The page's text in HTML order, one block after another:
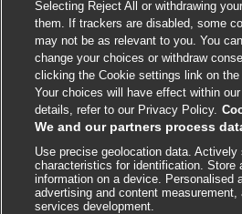
link
opens
in
a
new
window
link
opens
in
a
new
window
link
opens
in
a
new
window
link
opens
in
a
new
window
link
opens
in
a
new
window
© BMJ Publishing Group 2026
ISSN 2515-9615
Selecting Reject All or withdrawing
them. If trackers are disabled, some
may not be as relevant to you. You
change your choices or withdraw
clicking the Cookie settings link on
Your choices will have effect within
details, refer to our Privacy Policy.
We and our partners process
Use precise geolocation data. Actively
characteristics for identification. Store
information on a device. Personalised
advertising and content measurement,
services development.